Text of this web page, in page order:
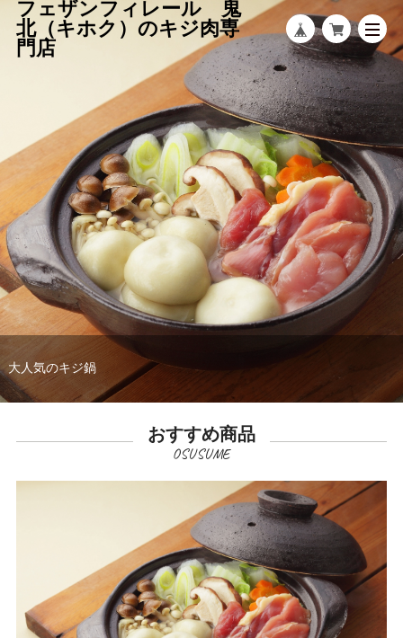
フェザンフィレール 鬼
北（キホク）のキジ肉専
門店
フェザンフィレール農園で飼育している高麗キジ
大人気のキジ鍋
イベントで大人気のキジ串焼き
おすすめ商品